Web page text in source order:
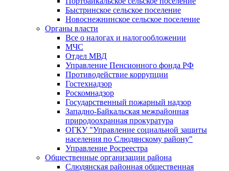
Быстринское сельское поселение
Новоснежнинское сельское поселение
Органы власти
Все о налогах и налогообложении
МЧС
Отдел МВД
Управление Пенсионного фонда РФ
Противодействие коррупции
Гостехнадзор
Роскомнадзор
Государственный пожарный надзор
Западно-Байкальская межрайонная
природоохранная прокуратура
ОГКУ "Управление социальной защиты
населения по Слюдянскому району"
Управление Росреестра
Общественные организации района
Слюдянская районная общественная